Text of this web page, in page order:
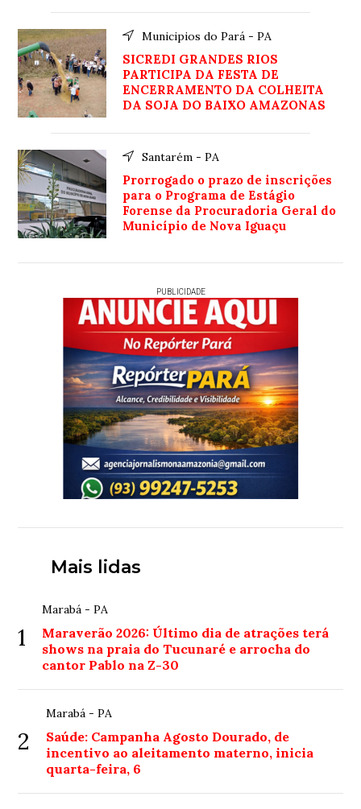
Municipios do Pará - PA
SICREDI GRANDES RIOS
PARTICIPA DA FESTA DE
ENCERRAMENTO DA COLHEITA
DA SOJA DO BAIXO AMAZONAS
Santarém - PA
Prorrogado o prazo de inscrições
para o Programa de Estágio
Forense da Procuradoria Geral do
Município de Nova Iguaçu
PUBLICIDADE
Mais lidas
1
Marabá - PA
Maraverão 2026: Último dia de atrações terá
shows na praia do Tucunaré e arrocha do
cantor Pablo na Z-30
2
Marabá - PA
Saúde: Campanha Agosto Dourado, de
incentivo ao aleitamento materno, inicia
quarta-feira, 6